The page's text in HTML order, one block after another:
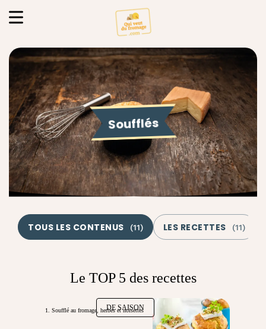
Soufflés
TOUS LES CONTENUS (11) LES RECETTES (11)
Le TOP 5 des recettes
DE SAISON
1. Soufflé au fromage, herbes et noisettes